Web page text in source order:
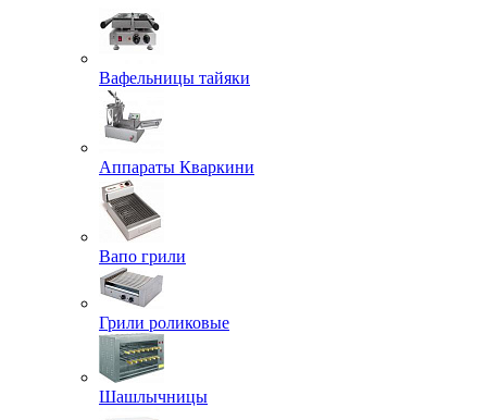
Вафельницы тайяки
Аппараты Кваркини
Вапо грили
Грили роликовые
Шашлычницы